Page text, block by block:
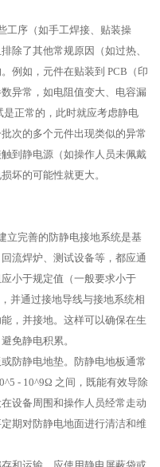
工序（如手工焊接、贴装操
除了其他常规原因（如过热、
例如，元件在贴装到 PCB（印
异常，如电阻值变大、电容漏
正常的，此时就应考虑静电
次的多个元件出现类似的异常
到静电源（如操作人员未佩戴
坏的可能性就更大。
立完善的防静电接地系统是基
流焊炉、测试设备等，都应通
小于规定值（一般要求小于
并通过接地导线与接地系统相
，并接地。这样可以确保在生
免静电积累。
防静电地垫。防静电地板通常
- 10^9Ω 之间，既能有效导除
设备周围和操作人员经常走动
期对防静电地面进行清洁和维